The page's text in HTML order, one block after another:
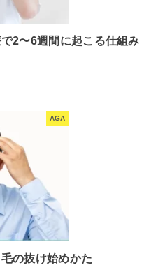
2〜6週間に起こる仕組み
AGA
の抜け始めかた